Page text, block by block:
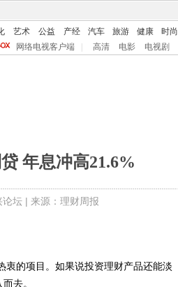
艺术 公益 产经 汽车 旅游 健康 时尚
网络电视客户端 高清 电影 电视剧
年息冲高21.6%
论坛| 来源：理财周报
的项目。如果说投资理财产品还能淡
去。